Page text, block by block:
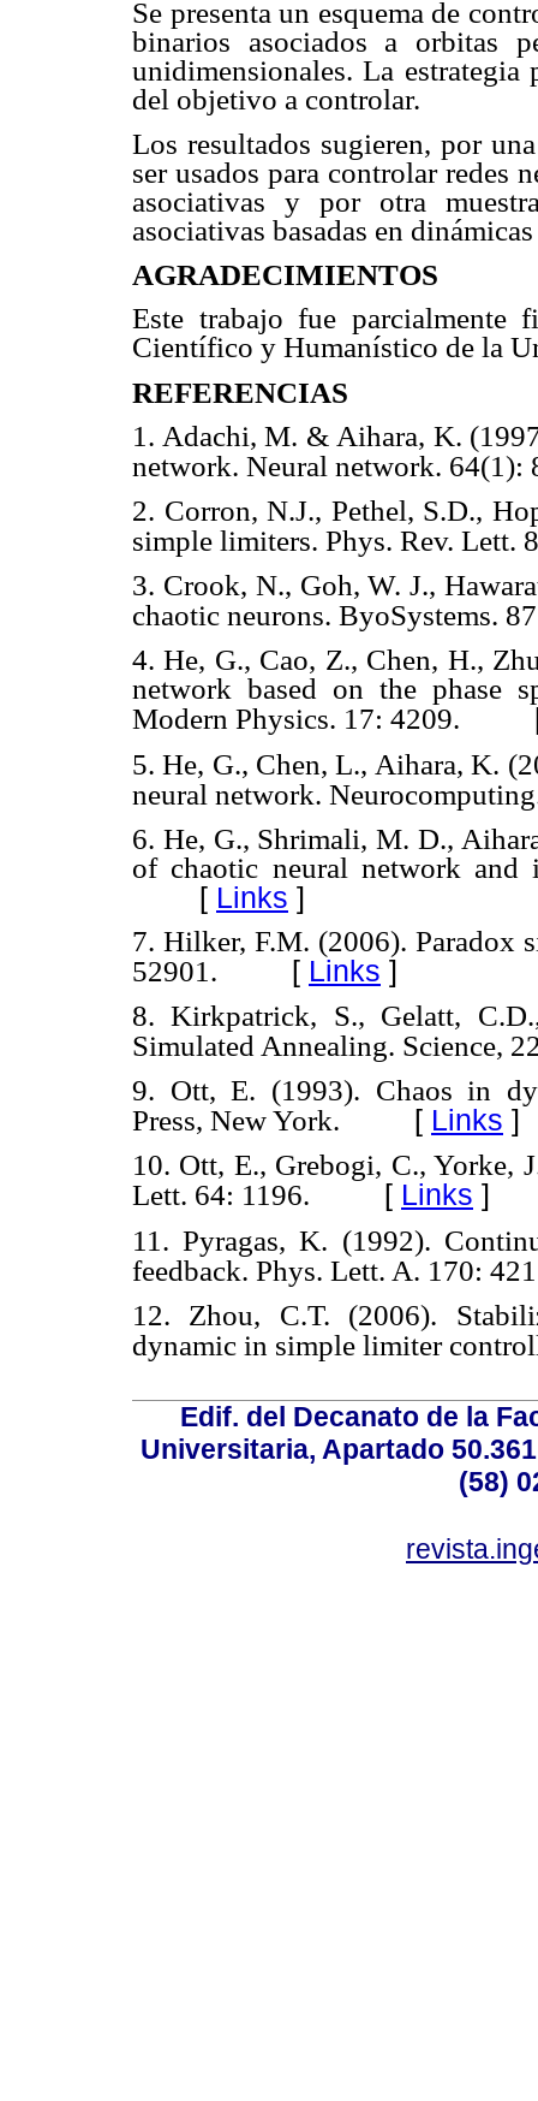
Se presenta un esquema de
binarios asociados a orbitas
unidimensionales. La
del objetivo a controlar.
Los resultados sugieren, por
ser usados para controlar redes
asociativas y por otra
asociativas basadas en
AGRADECIMIENTOS
Este trabajo fue parcialmente
Científico y Humanístico de la
REFERENCIAS
1. Adachi, M. & Aihara, K.
network. Neural network. 64(1):
2. Corron, N.J., Pethel, S.D.,
simple limiters. Phys. Rev. Lett.
3. Crook, N., Goh, W. J.,
chaotic neurons. ByoSystems.
4. He, G., Cao, Z., Chen, H.,
network based on the phase
Modern Physics. 17: 4209.
5. He, G., Chen, L., Aihara, K.
neural network.
6. He, G., Shrimali, M. D.,
of chaotic neural network
[ Links ]
7. Hilker, F.M. (2006). Paradox
52901.
[ Links ]
8. Kirkpatrick, S., Gelatt,
Simulated Annealing. Science,
9. Ott, E. (1993). Chaos in
Press, New York.
[ Links ]
10. Ott, E., Grebogi, C., Yorke,
Lett. 64: 1196.
[ Links ]
11. Pyragas, K. (1992).
feedback. Phys. Lett. A. 170:
12. Zhou, C.T. (2006).
dynamic in simple limiter
Edif. del Decanato de la
Universitaria, Apartado
(58)